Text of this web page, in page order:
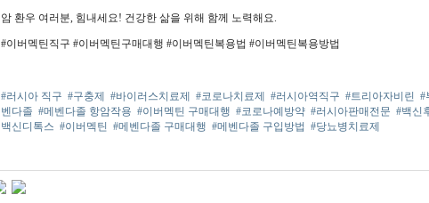
암 환우 여러분, 힘내세요! 건강한 삶을 위해 함께 노력해요.
#이버멕틴직구 #이버멕틴구매대행 #이버멕틴복용법 #이버멕틴복용방법
#러시아 직구 #구충제 #바이러스치료제 #코로나치료제 #러시아역직구 #트리아자비린 #
벤다졸 #메벤다졸 항암작용 #이버멕틴 구매대행 #코로나예방약 #러시아판매전문 #백신
백신디톡스 #이버멕틴 #메벤다졸 구매대행 #메벤다졸 구입방법 #당뇨병치료제